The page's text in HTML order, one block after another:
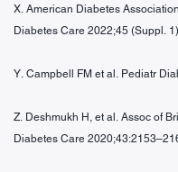
X. American Diabetes
Diabetes Care 2022;45 (Suppl.
Y. Campbell FM et al. Pediatr
Z. Deshmukh H, et al. Assoc of
Diabetes Care